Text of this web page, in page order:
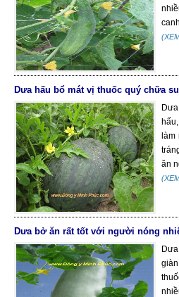
Dưa hấu bổ mát vị thuốc quý chữa
ăn
Dưa bở ăn rất tốt với người nóng